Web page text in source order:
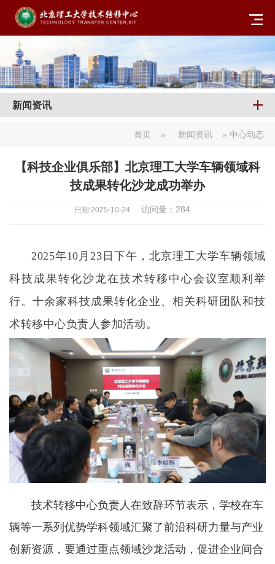
新闻资讯
首页 » 新闻资讯 » 中心动态
【科技企业俱乐部】北京理工大学车辆领域科
技成果转化沙龙成功举办
日期:2025-10-24 访问量： 284
2025年10月23日下午，北京理工大学车辆领域
科技成果转化沙龙在技术转移中心会议室顺利举
行。十余家科技成果转化企业、相关科研团队和技
术转移中心负责人参加活动。
技术转移中心负责人在致辞环节表示，学校在车
辆等一系列优势学科领域汇聚了前沿科研力量与产业
创新资源，要通过重点领域沙龙活动，促进企业间合